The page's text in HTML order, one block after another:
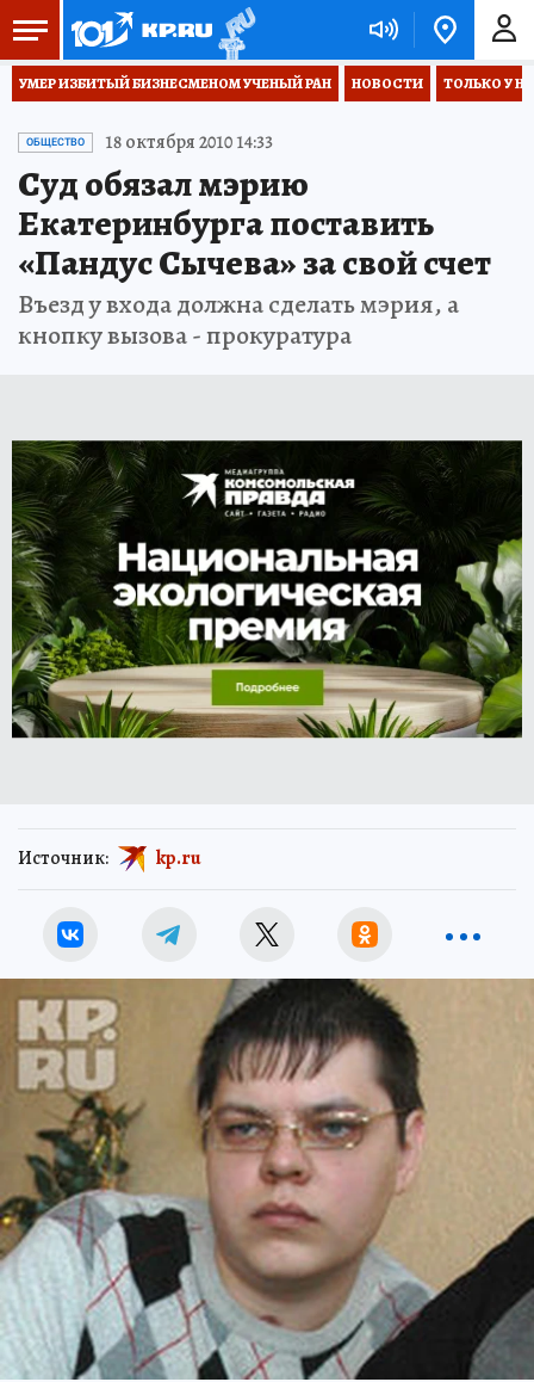
УМЕР ИЗБИТЫЙ БИЗНЕСМЕНОМ УЧЕНЫЙ РАН НОВОСТИ ТОЛЬКО У
ОБЩЕСТВО 18 октября 2010 14:33
Суд обязал мэрию
Екатеринбурга поставить
«Пандус Сычева» за свой счет
Въезд у входа должна сделать мэрия, а
кнопку вызова - прокуратура
Источник: kp.ru